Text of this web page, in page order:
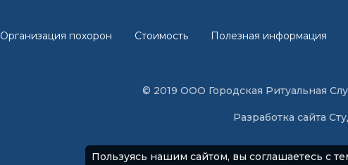
Организация похорон Стоимость Полезная информация
© 2019 ООО Городская Ритуальная
Разработка сайта
Пользуясь нашим сайтом, вы соглашаетесь с